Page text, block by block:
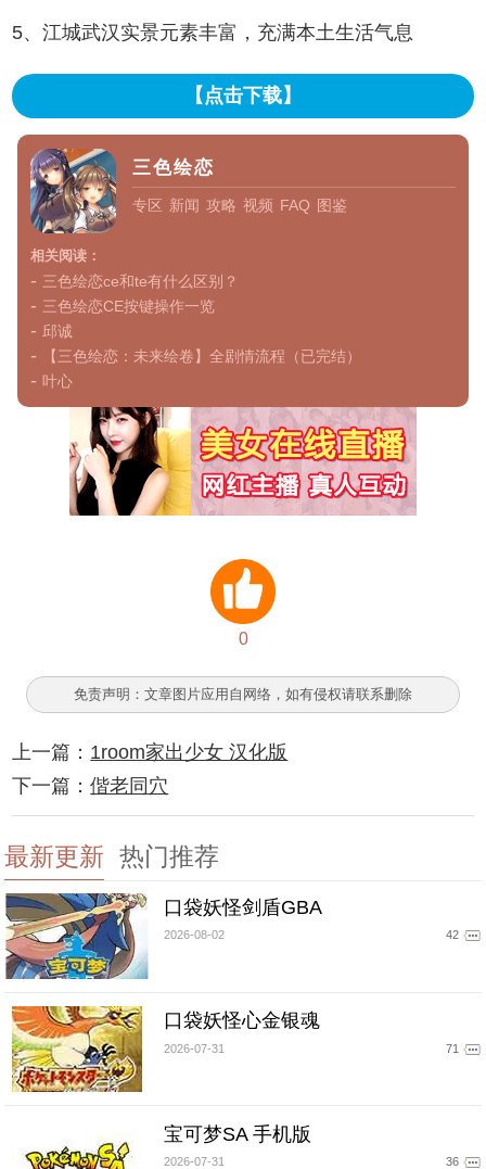
5、江城武汉实景元素丰富，充满本土生活气息
【点击下载】
三色绘恋
专区 新闻 攻略 视频 FAQ 图鉴
相关阅读：
- 三色绘恋ce和te有什么区别？
- 三色绘恋CE按键操作一览
- 邱诚
- 【三色绘恋：未来绘卷】全剧情流程（已完结）
-叶心
0
免责声明：文章图片应用自网络，如有侵权请联系删除
上一篇： 1room家出少女 汉化版
下一篇：偕老同穴
最新更新 热门推荐
口袋妖怪剑盾GBA
2026-08-02 42
口袋妖怪心金银魂
2026-07-31 71
宝可梦SA 手机版
2026-07-31 36